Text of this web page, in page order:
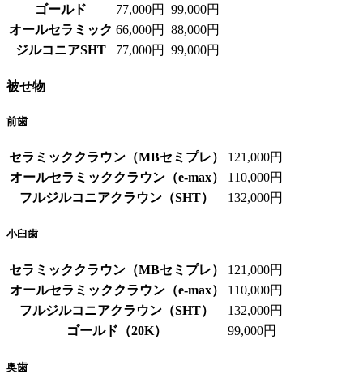
ゴールド
77,000円
99,000円
オールセラミック 66,000円
88,000円
ジルコニアSHT
77,000円 99,000円
被せ物
前歯
セラミッククラウン（MBセミプレ）
121,000円
オールセラミッククラウン（e-max）
110,000円
フルジルコニアクラウン（SHT）
132,000円
小臼歯
セラミッククラウン（MBセミプレ）
121,000円
オールセラミッククラウン（e-max）
110,000円
フルジルコニアクラウン（SHT）
132,000円
ゴールド（20K）
99,000円
奥歯